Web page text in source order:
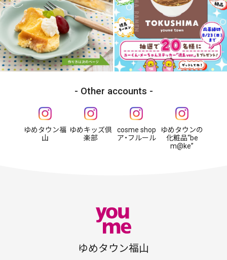
Other accounts
ゆめタウン福
山
ゆめキッズ倶
楽部
cosme shop
ア・フルール
ゆめタウンの
化粧品“be
m@ke”
ゆめタウン福山